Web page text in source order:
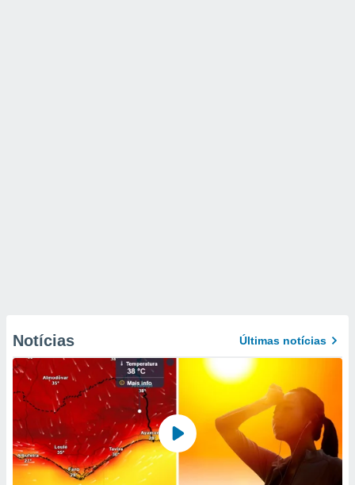
Notícias Últimas notícias